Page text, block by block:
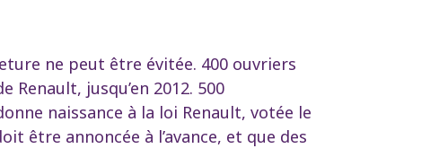
ne peut être évitée. 400 ouvriers
jusqu’en 2012. 500
naissance à la loi Renault, votée le
être annoncée à l’avance, et que des